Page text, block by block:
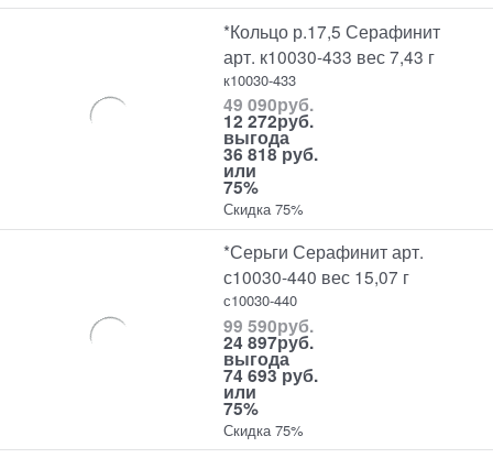
*Кольцо р.17,5 Серафинит
арт. к10030-433 вес 7,43 г
к10030-433
49 090руб.
12 272руб.
выгода
36 818 руб.
или
75%
Скидка 75%
*Серьги Серафинит арт.
с10030-440 вес 15,07 г
с10030-440
99 590руб.
24 897руб.
выгода
74 693 руб.
или
75%
Скидка 75%